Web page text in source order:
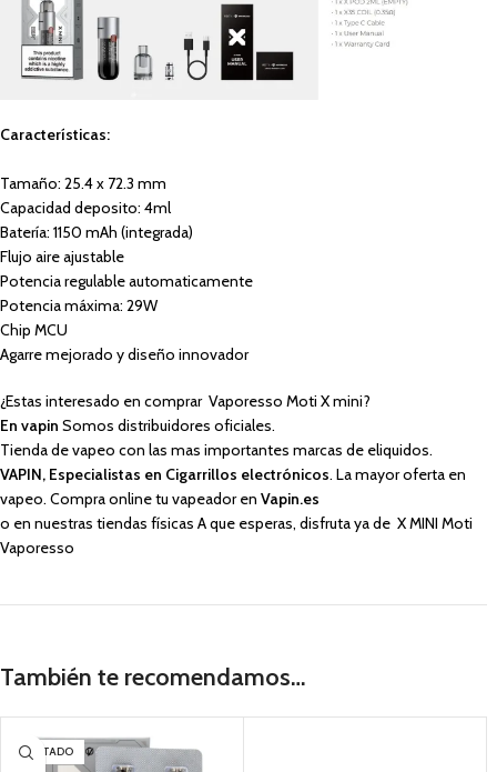
Características:
Tamaño: 25.4 x 72.3 mm
Capacidad deposito: 4ml
Batería: 1150 mAh (integrada)
Flujo aire ajustable
Potencia regulable automaticamente
Potencia máxima: 29W
Chip MCU
Agarre mejorado y diseño innovador
¿Estas interesado en comprar Vaporesso Moti X mini?
En vapin Somos distribuidores oficiales.
Tienda de vapeo con las mas importantes marcas de eliquidos.
VAPIN, Especialistas en Cigarrillos electrónicos. La mayor oferta en
vapeo. Compra online tu vapeador en Vapin.es
o en nuestras tiendas físicas A que esperas, disfruta ya de X MINI Moti
Vaporesso
También te recomendamos…
AGOTADO